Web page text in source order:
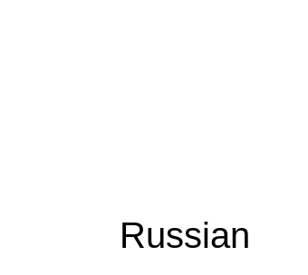
Russian